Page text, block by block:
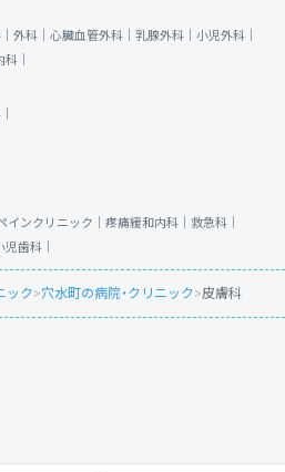
外科｜ 心臓血管外科｜ 乳腺外科｜ 小児外科｜
｜
インクリニック｜ 疼痛緩和内科｜ 救急科｜
児歯科｜
ック>穴水町の病院・クリニック>皮膚科